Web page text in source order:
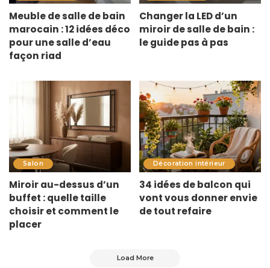
Meuble de salle de bain
marocain : 12 idées déco
pour une salle d’eau
façon riad
Changer la LED d’un
miroir de salle de bain :
le guide pas à pas
Salon
Miroir au-dessus d’un
buffet : quelle taille
choisir et comment le
placer
Décoration intérieur
34 idées de balcon qui
vont vous donner envie
de tout refaire
Load More